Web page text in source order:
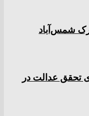
تحقق عدالت در